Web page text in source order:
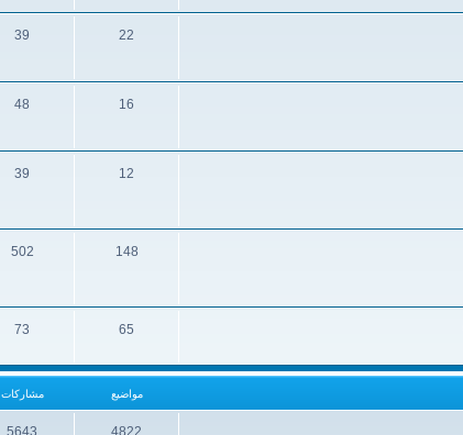
22
39
16
48
12
39
148
502
65
73
مواضيع مشاركات
4822
5643